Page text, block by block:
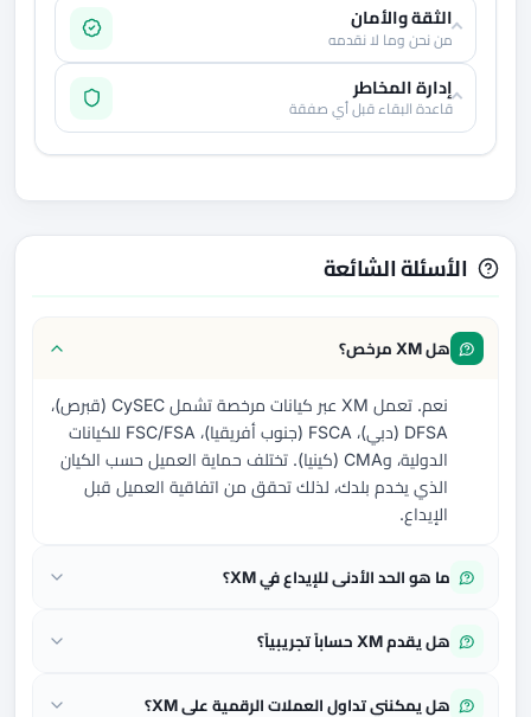
الثقة والأمان
من نحن وما لا نقدمه
إدارة المخاطر
قاعدة البقاء قبل أي صفقة
الأسئلة الشائعة
هل XM مرخص؟
نعم. تعمل XM عبر كيانات مرخصة تشمل CySEC (قبرص)،
DFSA (دبي)، FSCA (جنوب أفريقيا)، FSC/FSA للكيانات
الدولية، وCMA (كينيا). تختلف حماية العميل حسب الكيان
الذي يخدم بلدك، لذلك تحقق من اتفاقية العميل قبل
الإيداع.
ما هو الحد الأدنى للإيداع في XM؟
هل يقدم XM حساباً تجريبياً؟
هل يمكنني تداول العملات الرقمية على XM؟